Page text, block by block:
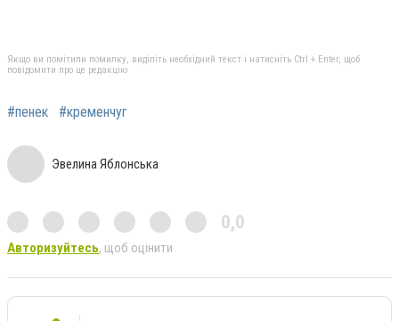
Якщо ви помітили помилку, виділіть необхідний текст і натисніть Ctrl + Enter, щоб
повідомити про це редакцію
#пенек #кременчуг
Эвелина Яблонська
0,0
Авторизуйтесь, щоб оцінити